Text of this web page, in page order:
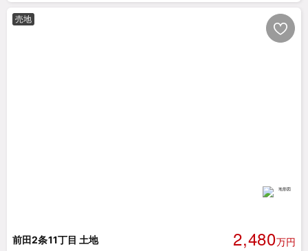
売地
前田2条11丁目 土地 2,480万円